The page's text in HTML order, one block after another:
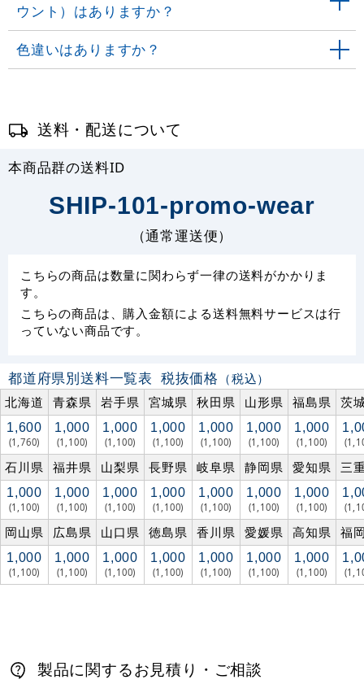
ウント）はありますか？
色違いはありますか？
送料・配送について
本商品群の送料ID
SHIP-101-promo-wear
（通常運送便）
こちらの商品は数量に関わらず一律の送料がかかりま
す。
こちらの商品は、購入金額による送料無料サービスは行
っていない商品です。
都道府県別送料一覧表 税抜価格 （税込）
北海道
青森県 岩手県 宮城県 秋田県 山形県 福島県 茨
1,600
(1,760)
1,000
(1,100)
1,000
(1,100)
1,000
(1,100)
1,000
(1,100)
1,000
(1,100)
1,000
(1,100)
石川県 福井県 山梨県 長野県 岐阜県 静岡県 愛知県 三
1,000
(1,100)
1,000
(1,100)
1,000
(1,100)
1,000
(1,100)
1,000
(1,100)
1,000
(1,100)
1,000
(1,100)
岡山県 広島県 山口県 徳島県 香川県 愛媛県 高知県 福
1,000
(1,100)
1,000
(1,100)
1,000
(1,100)
1,000
(1,100)
1,000
(1,100)
1,000
(1,100)
1,000
(1,100)
製品に関するお見積り・ご相談